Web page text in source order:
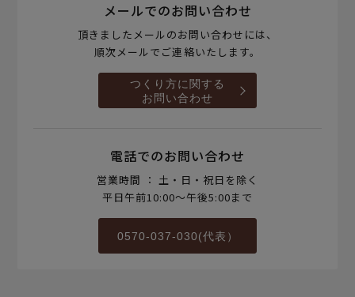
メールでのお問い合わせ
頂きましたメールのお問い合わせには、
順次メールでご連絡いたします。
つくり方に関する
お問い合わせ
電話でのお問い合わせ
営業時間 ： 土・日・祝日を除く
平日午前10:00～午後5:00まで
0570-037-030(代表）